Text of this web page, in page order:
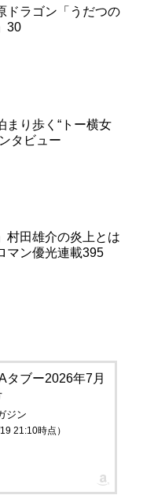
ドラゴン「うだつの
30
まり歩く“トー横女
タビュー
村田雄介の炎上とは
マン優光連載395
タブー2026年7月
ジン
21:10時点）